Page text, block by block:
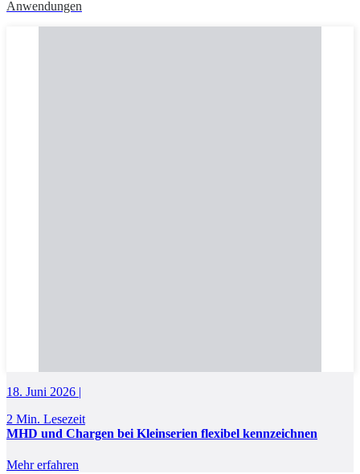
Anwendungen
18. Juni 2026 |
2 Min. Lesezeit
MHD und Chargen bei Kleinserien flexibel kennzeichnen
Mehr erfahren